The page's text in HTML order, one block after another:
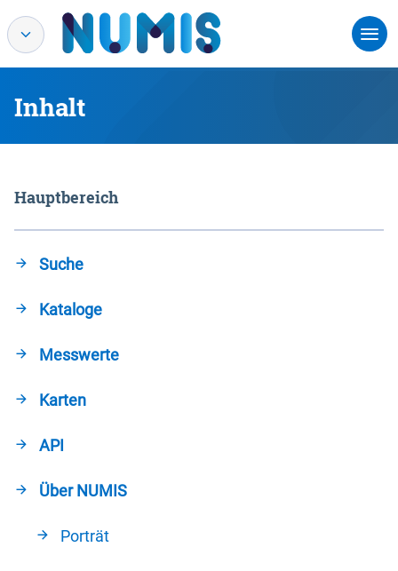
Inhalt
Hauptbereich
Suche
Kataloge
Messwerte
Karten
API
Über NUMIS
Porträt